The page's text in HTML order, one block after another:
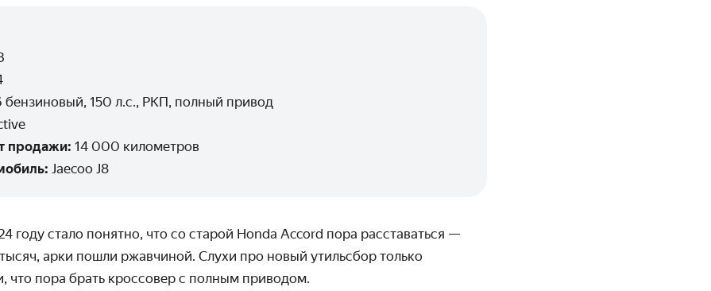
бензиновый, 150 л.с., РКП, полный привод
продажи: 14 000 километров
Jaecoo J8
году стало понятно, что со старой Honda Accord пора расставаться —
арки пошли ржавчиной. Слухи про новый утильсбор только
что пора брать кроссовер с полным приводом.